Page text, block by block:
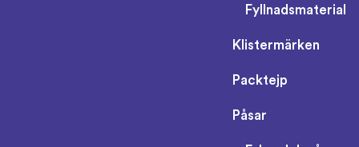
Fyllnadsmaterial
Klistermärken
Packtejp
Påsar